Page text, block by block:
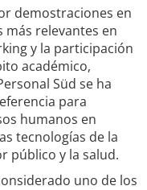
demostraciones en
más relevantes en
y la participación
académico,
Süd se ha
para
humanos en
tecnologías de la
público y la salud.
uno de los